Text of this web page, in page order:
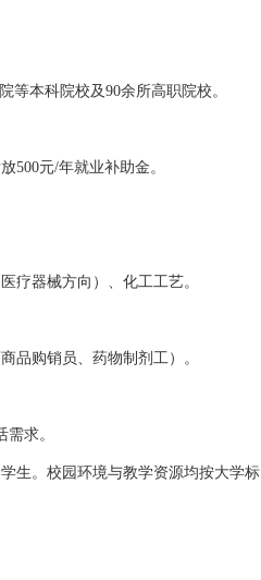
本科院校及90余所高职院校。
500元/年就业补助金。
疗器械方向）、化工工艺。
品购销员、药物制剂工）。
求。
生。校园环境与教学资源均按大学标